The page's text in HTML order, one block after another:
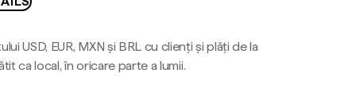
USD, EUR, MXN și BRL cu clienți și plăți de la
ca local, în oricare parte a lumii.